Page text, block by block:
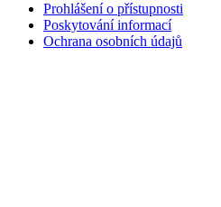
Prohlášení o přístupnosti
Poskytování informací
Ochrana osobních údajů